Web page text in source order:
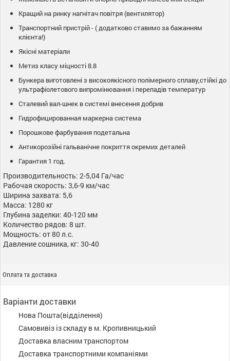
Кращий на ринку нагнітач повітря (вентилятор)
Транспортний пристрій - ( додатково ставимо за бажанням
клієнта!)
Якісні матеріали
Метиз класу міцності 8.8
Бункера виготовлені з високоякісного полімерного сплаву,стійкі до
ультрафіолетового випромінювання і перепадів температур
Сталевий вал-шнек в системі внесення добрив
Гидрофицированная маркерна система
Порошкове фарбування подетальна
Антикорозійні гальванічне покриття окремих деталей
Гарантия 1 год.
Производительность: 2-5,04 Га/час
Рабочая скорость: 3,6-9 км/час
Ширина захвата: 5,6
Масса: 1280 кг
Глубина заделки: 40-120 мм
Количество рядов: 8 шт.
Мощность: от 80 л.с.
Давление сошника, кг: 30-40
Оплата та доставка
Варіанти доставки
Нова Пошта(відділення)
Самовивіз із складу в м. Кропивницький
Доставка власним транспортом
Доставка транспортними компаніями